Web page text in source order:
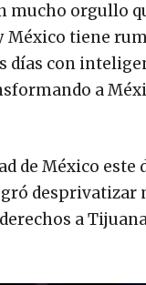
mucho orgullo
tiene
días con
a
de México
desprivatizar
a